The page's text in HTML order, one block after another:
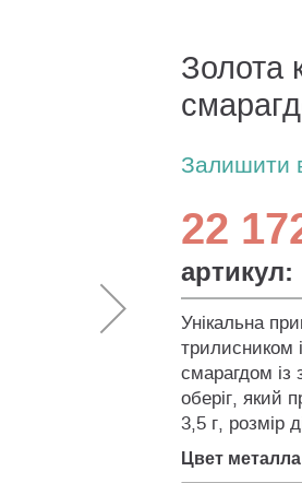
Золота
Залишити
22
артикул:
Унікальна
трилисником
смарагдом
оберіг, який
3,5 г, розмір
Цвет металла